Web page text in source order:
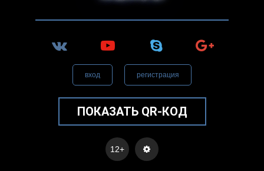
вход регистрация
ПОКАЗАТЬ QR-КОД
12+